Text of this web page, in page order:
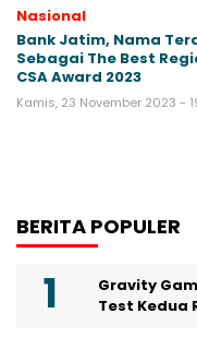
Nasional
Bank Jatim, Nama
Sebagai The Best
CSA Award 2023
Kamis, 23 November 2023 -
BERITA POPULER
Gravity
Test Kedua